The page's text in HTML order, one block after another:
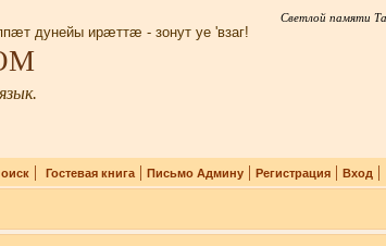
Светлой памяти
дунейы ирæттæ - зонут уе 'взаг!
| Гостевая книга| Письмо Админу| Регистрация| Вход |